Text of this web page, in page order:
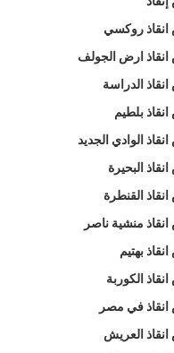
روكسي
ارض الجولف
الدراسة
بلطيم
الوادي الجديد
البحيرة
القنطرة
منشية ناصر
بهتيم
الكوربة
في مصر
العريش